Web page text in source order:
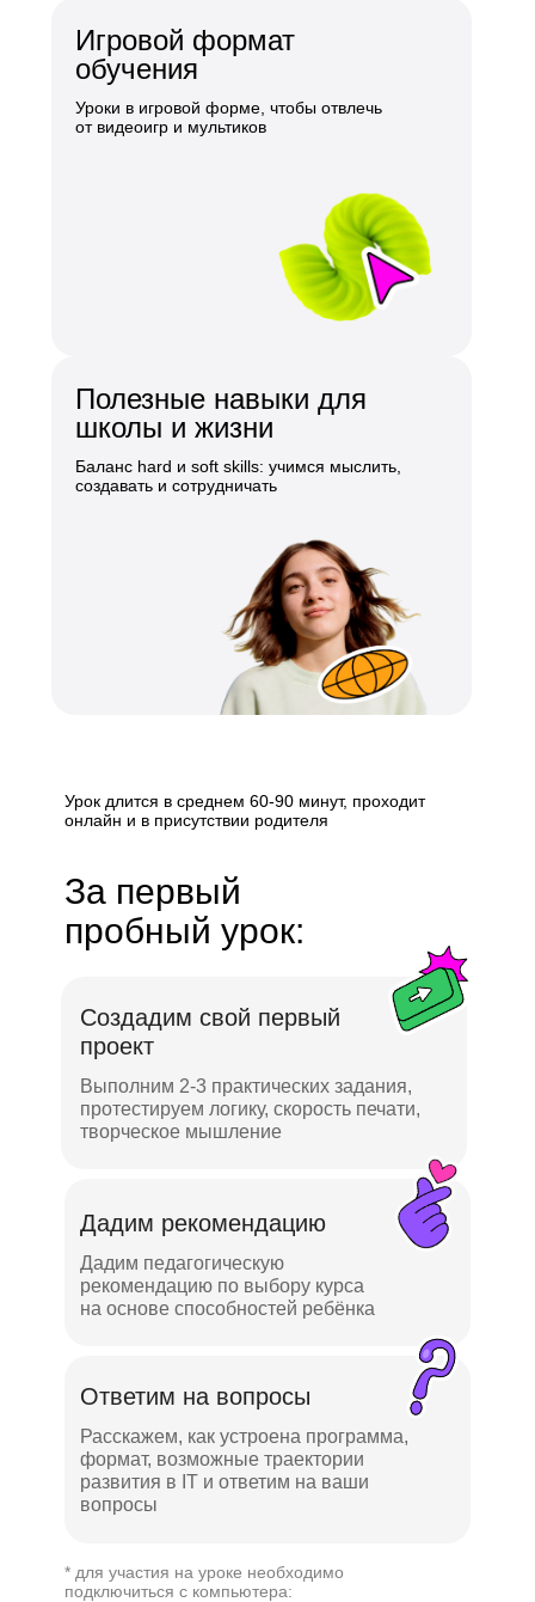
Игровой формат
обучения
Уроки в игровой форме, чтобы отвлечь
от видеоигр и мультиков
Полезные навыки для
школы и жизни
Баланс hard и soft skills: учимся мыслить,
создавать и сотрудничать
Урок длится в среднем 60-90 минут, проходит
онлайн и в присутствии родителя
* для участия на уроке необходимо
подключиться с компьютера:
За первый
пробный урок:
Создадим свой первый
проект
Выполним 2-3 практических задания,
протестируем логику, скорость печати,
творческое мышление
Дадим рекомендацию
Дадим педагогическую
рекомендацию по выбору курса
на основе способностей ребёнка
Ответим на вопросы
Расскажем, как устроена программа,
формат, возможные траектории
развития в IT и ответим на ваши
вопросы